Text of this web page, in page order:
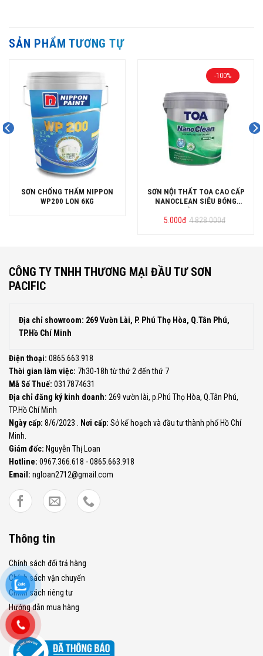
SẢN PHẨM TƯƠNG TỰ
SƠN CHỐNG THẤM NIPPON
WP200 LON 6KG
-100%
SƠN NỘI THẤT TOA CAO CẤP
NANOCLEAN SIÊU BÓNG
THÙNG 15L
4.828.000đ
Giá
5.000đ
Giá
CÔNG TY TNHH THƯƠNG MẠI ĐẦU TƯ SƠN
PACIFIC
Địa chỉ showroom: 269 Vườn Lài, P. Phú Thọ Hòa, Q.Tân Phú,
TP.Hồ Chí Minh
Điện thoại: 0865.663.918
Thời gian làm việc: 7h30-18h từ thứ 2 đến thứ 7
Mã Số Thuế: 0317874631
Địa chỉ đăng ký kinh doanh: 269 vườn lài, p.Phú Thọ Hòa, Q.Tân Phú,
TP.Hồ Chí Minh
Ngày cấp: 8/6/2023 . Nơi cấp: Sở kế hoạch và đầu tư thành phố Hồ Chí
Minh.
Giám đốc: Nguyễn Thị Loan
Hotline: 0967.366.618 - 0865.663.918
Email: ngloan2712@gmail.com
Thông tin
Chính sách đổi trả hàng
Chính sách vận chuyển
Chính sách riêng tư
Hướng dẫn mua hàng